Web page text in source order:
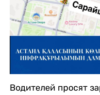
Водителей просят